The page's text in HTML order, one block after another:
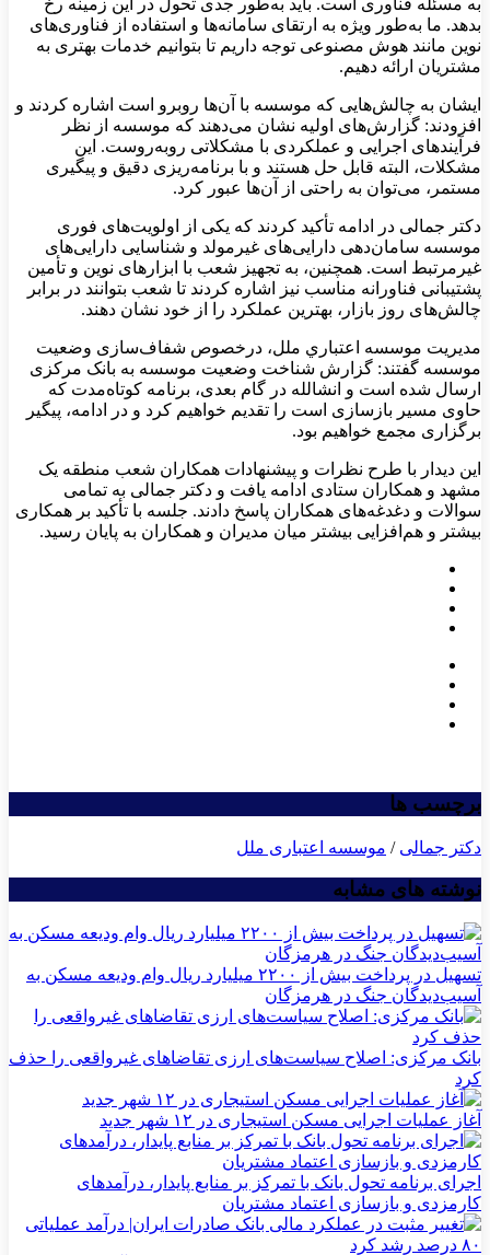
به مسئله فناوری است. باید به‌طور جدی تحول در این زمینه رخ
بدهد. ما به‌طور ویژه به ارتقای سامانه‌ها و استفاده از فناوری‌های
نوین مانند هوش مصنوعی توجه داریم تا بتوانیم خدمات بهتری به
مشتریان ارائه دهیم.
ایشان به چالش‌هایی که موسسه با آن‌ها روبرو است اشاره کردند و
افزودند: گزارش‌های اولیه نشان می‌دهند که موسسه از نظر
فرآیندهای اجرایی و عملکردی با مشکلاتی روبه‌روست. این
مشکلات، البته قابل حل هستند و با برنامه‌ریزی دقیق و پیگیری
مستمر، می‌توان به راحتی از آن‌ها عبور کرد.
دکتر جمالی در ادامه تأکید کردند که یکی از اولویت‌های فوری
موسسه سامان‌دهی دارایی‌های غیرمولد و شناسایی دارایی‌های
غیرمرتبط است. همچنین، به تجهیز شعب با ابزارهای نوین و تأمین
پشتیبانی فناورانه مناسب نیز اشاره کردند تا شعب بتوانند در برابر
چالش‌های روز بازار، بهترین عملکرد را از خود نشان دهند.
مديريت موسسه اعتباري ملل، درخصوص شفاف‌سازی وضعیت
موسسه گفتند: گزارش شناخت وضعیت موسسه به بانک مرکزی
ارسال شده است و انشالله در گام بعدی، برنامه کوتاه‌مدت که
حاوی مسیر بازسازی است را تقديم خواهیم کرد و در ادامه، پیگیر
برگزاری مجمع خواهیم بود.
این دیدار با طرح نظرات و پیشنهادات همکاران شعب منطقه یک
مشهد و همكاران ستادی ادامه یافت و دکتر جمالی به تمامی
سوالات و دغدغه‌های همکاران پاسخ دادند. جلسه با تأکید بر همکاری
بیشتر و هم‌افزایی بیشتر میان مدیران و همکاران به پایان رسید.
برچسب ها
دکتر جمالی / موسسه اعتباری ملل
نوشته های مشابه
تسهیل در پرداخت بیش از ۲۲۰۰ میلیارد ریال وام ودیعه مسکن به
آسیب‌دیدگان جنگ در هرمزگان
بانک مرکزی: اصلاح سیاست‌های ارزی تقاضاهای غیرواقعی را حذف
کرد
آغاز عملیات اجرایی مسکن استیجاری در ۱۲ شهر جدید
اجرای برنامه تحول بانک با تمرکز بر منابع پایدار، درآمدهای
کارمزدی و بازسازی اعتماد مشتریان